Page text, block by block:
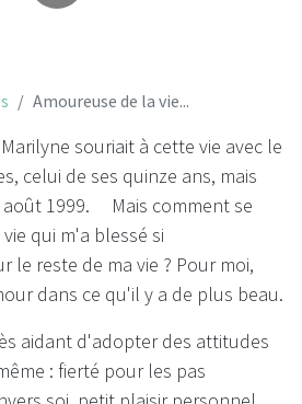
Amoureuse de la vie...
souriait à cette vie avec le
celui de ses quinze ans, mais
août 1999. Mais comment se
qui m'a blessé si
le reste de ma vie ? Pour moi,
dans ce qu'il y a de plus beau.
aidant d'adopter des attitudes
: fierté pour les pas